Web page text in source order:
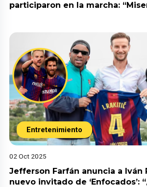
participaron en la marcha:
Entretenimiento
02 Oct 2025
Jefferson Farfán anuncia a Iván
nuevo invitado de ‘Enfocados’: